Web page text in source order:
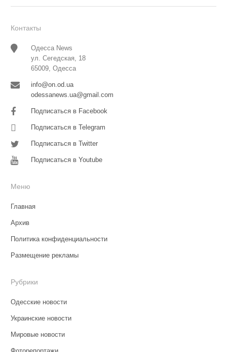
Контакты
Одесса News
ул. Сегедская, 18
65009, Одесса
info@on.od.ua
odessanews.ua@gmail.com
Подписаться в Facebook
Подписаться в Telegram
Подписаться в Twitter
Подписаться в Youtube
Меню
Главная
Архив
Политика конфиденциальности
Размещение рекламы
Рубрики
Одесские новости
Украинские новости
Мировые новости